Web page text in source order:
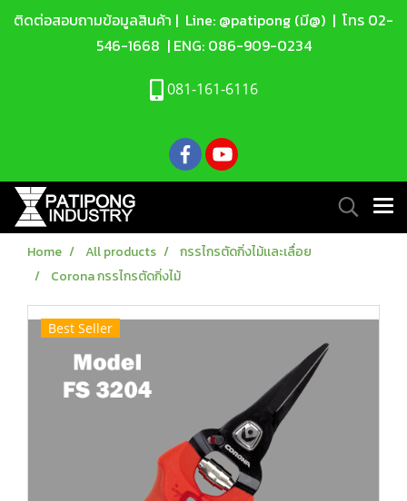
ติดต่อสอบถามข้อมูลสินค้า | Line: @patipong (มี@) | โทร 02-
546-1668 | ENG: 086-909-0234
081-161-6116
Home All products
กรรไกรตัดกิ่งไม้เเละเลื่อย
Corona กรรไกรตัดกิ่งไม้
Best Seller